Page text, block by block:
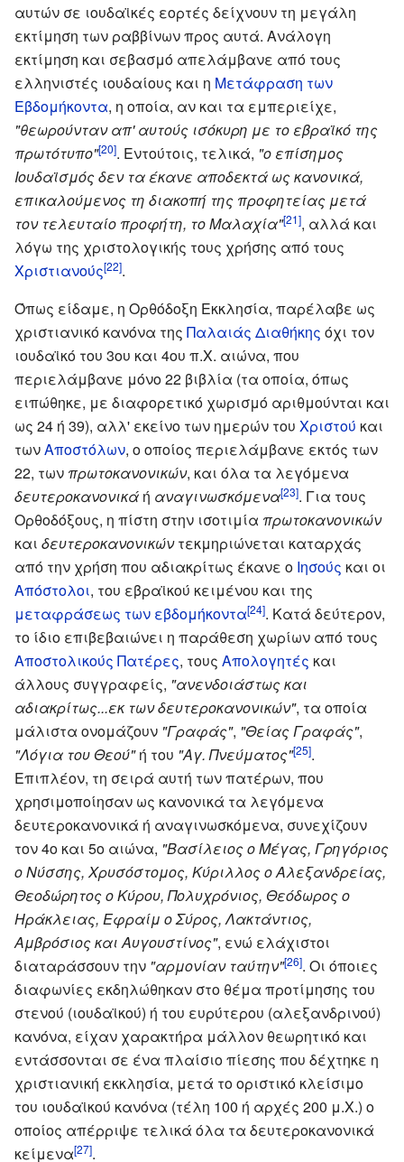
αυτών σε ιουδαϊκές εορτές δείχνουν τη μεγάλη
εκτίμηση των ραββίνων προς αυτά. Ανάλογη
εκτίμηση και σεβασμό απελάμβανε από τους
ελληνιστές ιουδαίους και η Μετάφραση των
Εβδομήκοντα, η οποία, αν και τα εμπεριείχε,
"θεωρούνταν απ' αυτούς ισόκυρη με το εβραϊκό της
πρωτότυπο"[20]. Εντούτοις, τελικά, "ο επίσημος
Ιουδαϊσμός δεν τα έκανε αποδεκτά ως κανονικά,
επικαλούμενος τη διακοπή της προφητείας μετά
τον τελευταίο προφήτη, το Μαλαχία"[21], αλλά και
λόγω της χριστολογικής τους χρήσης από τους
Χριστιανούς[22].
Όπως είδαμε, η Ορθόδοξη Εκκλησία, παρέλαβε ως
χριστιανικό κανόνα της Παλαιάς Διαθήκης όχι τον
ιουδαϊκό του 3ου και 4ου π.Χ. αιώνα, που
περιελάμβανε μόνο 22 βιβλία (τα οποία, όπως
ειπώθηκε, με διαφορετικό χωρισμό αριθμούνται και
ως 24 ή 39), αλλ' εκείνο των ημερών του Χριστού και
τωνΑποστόλων, ο οποίος περιελάμβανε εκτός των
22, των πρωτοκανονικών, και όλα τα λεγόμενα
δευτεροκανονικά ή αναγινωσκόμενα[23]. Για τους
Ορθοδόξους, η πίστη στην ισοτιμία πρωτοκανονικών
και δευτεροκανονικώντεκμηριώνεται καταρχάς
από την χρήση που αδιακρίτως έκανε ο Ιησούς και οι
Απόστολοι, του εβραϊκού κειμένου και της
μεταφράσεως των εβδομήκοντα[24]. Κατά δεύτερον,
το ίδιο επιβεβαιώνει η παράθεση χωρίων από τους
Αποστολικούς Πατέρες, τους Απολογητές και
άλλους συγγραφείς, "ανενδοιάστως και
αδιακρίτως...εκ των δευτεροκανονικών", τα οποία
μάλιστα ονομάζουν "Γραφάς", "Θείας Γραφάς",
"Λόγια του Θεού"ή του "Αγ. Πνεύματος"[25].
Επιπλέον, τη σειρά αυτή των πατέρων, που
χρησιμοποίησαν ως κανονικά τα λεγόμενα
δευτεροκανονικά ή αναγινωσκόμενα, συνεχίζουν
τον 4ο και 5ο αιώνα, "Βασίλειος ο Μέγας, Γρηγόριος
ο Νύσσης, Χρυσόστομος, Κύριλλος ο Αλεξανδρείας,
Θεοδώρητος ο Κύρου, Πολυχρόνιος, Θεόδωρος ο
Ηράκλειας, Εφραίμ ο Σύρος, Λακτάντιος,
Αμβρόσιος και Αυγουστίνος", ενώ ελάχιστοι
διαταράσσουν την "αρμονίαν ταύτην"[26]. Οι όποιες
διαφωνίες εκδηλώθηκαν στο θέμα προτίμησης του
στενού (ιουδαϊκού) ή του ευρύτερου (αλεξανδρινού)
κανόνα, είχαν χαρακτήρα μάλλον θεωρητικό και
εντάσσονται σε ένα πλαίσιο πίεσης που δέχτηκε η
χριστιανική εκκλησία, μετά το οριστικό κλείσιμο
του ιουδαϊκού κανόνα (τέλη 100 ή αρχές 200 μ.Χ.) ο
οποίος απέρριψε τελικά όλα τα δευτεροκανονικά
κείμενα[27].